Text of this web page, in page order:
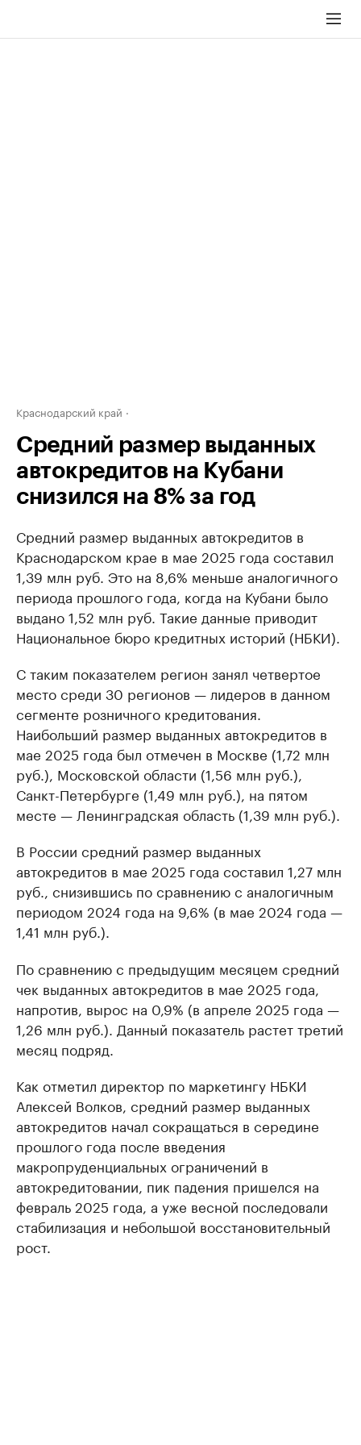
Краснодарский край
Средний размер выданных
автокредитов на Кубани
снизился на 8% за год
Средний размер выданных автокредитов в
Краснодарском крае в мае 2025 года составил
1,39 млн руб. Это на 8,6% меньше аналогичного
периода прошлого года, когда на Кубани было
выдано 1,52 млн руб. Такие данные приводит
Национальное бюро кредитных историй (НБКИ).
С таким показателем регион занял четвертое
место среди 30 регионов — лидеров в данном
сегменте розничного кредитования.
Наибольший размер выданных автокредитов в
мае 2025 года был отмечен в Москве (1,72 млн
руб.), Московской области (1,56 млн руб.),
Санкт-Петербурге (1,49 млн руб.), на пятом
месте — Ленинградская область (1,39 млн руб.).
В России средний размер выданных
автокредитов в мае 2025 года составил 1,27 млн
руб., снизившись по сравнению с аналогичным
периодом 2024 года на 9,6% (в мае 2024 года —
1,41 млн руб.).
По сравнению с предыдущим месяцем средний
чек выданных автокредитов в мае 2025 года,
напротив, вырос на 0,9% (в апреле 2025 года —
1,26 млн руб.). Данный показатель растет третий
месяц подряд.
Как отметил директор по маркетингу НБКИ
Алексей Волков, средний размер выданных
автокредитов начал сокращаться в середине
прошлого года после введения
макропруденциальных ограничений в
автокредитовании, пик падения пришелся на
февраль 2025 года, а уже весной последовали
стабилизация и небольшой восстановительный
рост.